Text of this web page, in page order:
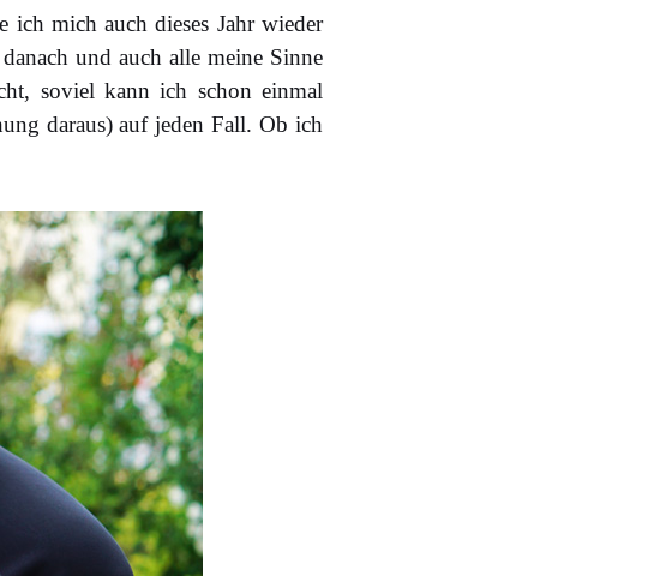
mich auch dieses Jahr wieder
und auch alle meine Sinne
soviel kann ich schon einmal
daraus) auf jeden Fall. Ob ich